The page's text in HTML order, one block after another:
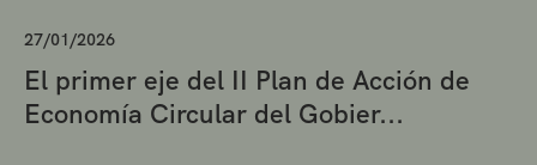
27/01/2026
El primer eje del II Plan de Acción de
Economía Circular del Gobier...